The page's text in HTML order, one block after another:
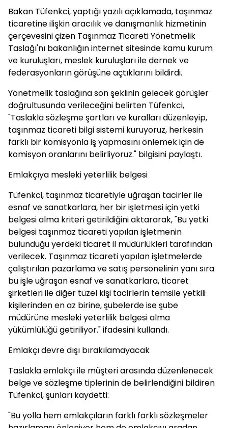
Bakan Tüfenkci, yaptığı yazılı açıklamada, taşınmaz
ticaretine ilişkin aracılık ve danışmanlık hizmetinin
çerçevesini çizen Taşınmaz Ticareti Yönetmelik
Taslağı'nı bakanlığın internet sitesinde kamu kurum
ve kuruluşları, meslek kuruluşları ile dernek ve
federasyonların görüşüne açtıklarını bildirdi.
Yönetmelik taslağına son şeklinin gelecek görüşler
doğrultusunda verileceğini belirten Tüfenkci,
"Taslakla sözleşme şartları ve kuralları düzenleyip,
taşınmaz ticareti bilgi sistemi kuruyoruz, herkesin
farklı bir komisyonla iş yapmasını önlemek için de
komisyon oranlarını belirliyoruz." bilgisini paylaştı.
Emlakçıya mesleki yeterlilik belgesi
Tüfenkci, taşınmaz ticaretiyle uğraşan tacirler ile
esnaf ve sanatkarlara, her bir işletmesi için yetki
belgesi alma kriteri getirildiğini aktararak, "Bu yetki
belgesi taşınmaz ticareti yapılan işletmenin
bulunduğu yerdeki ticaret il müdürlükleri tarafından
verilecek. Taşınmaz ticareti yapılan işletmelerde
çalıştırılan pazarlama ve satış personelinin yanı sıra
bu işle uğraşan esnaf ve sanatkarlara, ticaret
şirketleri ile diğer tüzel kişi tacirlerin temsile yetkili
kişilerinden en az birine, şubelerde ise şube
müdürüne mesleki yeterlilik belgesi alma
yükümlülüğü getiriliyor." ifadesini kullandı.
Emlakçı devre dışı bırakılamayacak
Taslakla emlakçı ile müşteri arasında düzenlenecek
belge ve sözleşme tiplerinin de belirlendiğini bildiren
Tüfenkci, şunları kaydetti:
"Bu yolla hem emlakçıların farklı farklı sözleşmeler